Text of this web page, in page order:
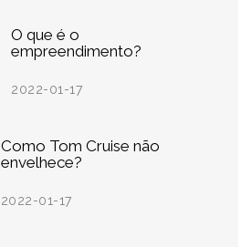
O que é o
empreendimento?
2022-01-17
Como Tom Cruise não
envelhece?
2022-01-17